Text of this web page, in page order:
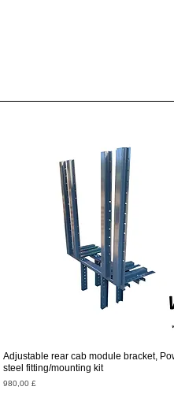
Visualização rápida
Adjustable rear cab module bracket,
steel fitting/mounting kit
Preço
980,00 £